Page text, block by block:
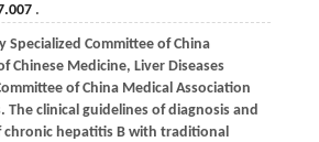
.
Specialized Committee of China
Chinese Medicine, Liver Diseases
of China Medical Association
The clinical guidelines of diagnosis and
hepatitis B with traditional